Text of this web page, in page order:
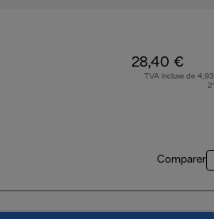
28,40 €
TVA incluse de
Comparer